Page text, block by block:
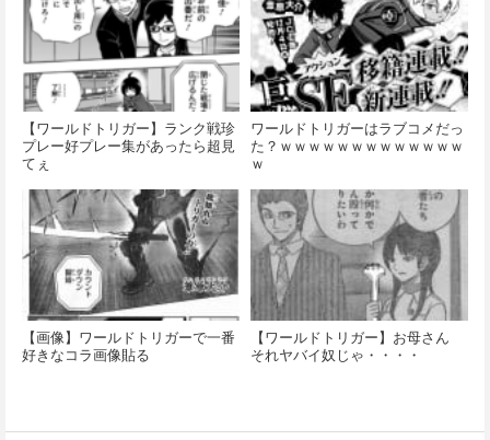
【ワールドトリガー】ランク戦珍
プレー好プレー集があったら超見
てぇ
ワールドトリガーはラブコメだっ
た？ｗｗｗｗｗｗｗｗｗｗｗｗｗ
ｗ
【画像】ワールドトリガーで一番
好きなコラ画像貼る
【ワールドトリガー】お母さん
それヤバイ奴じゃ・・・・